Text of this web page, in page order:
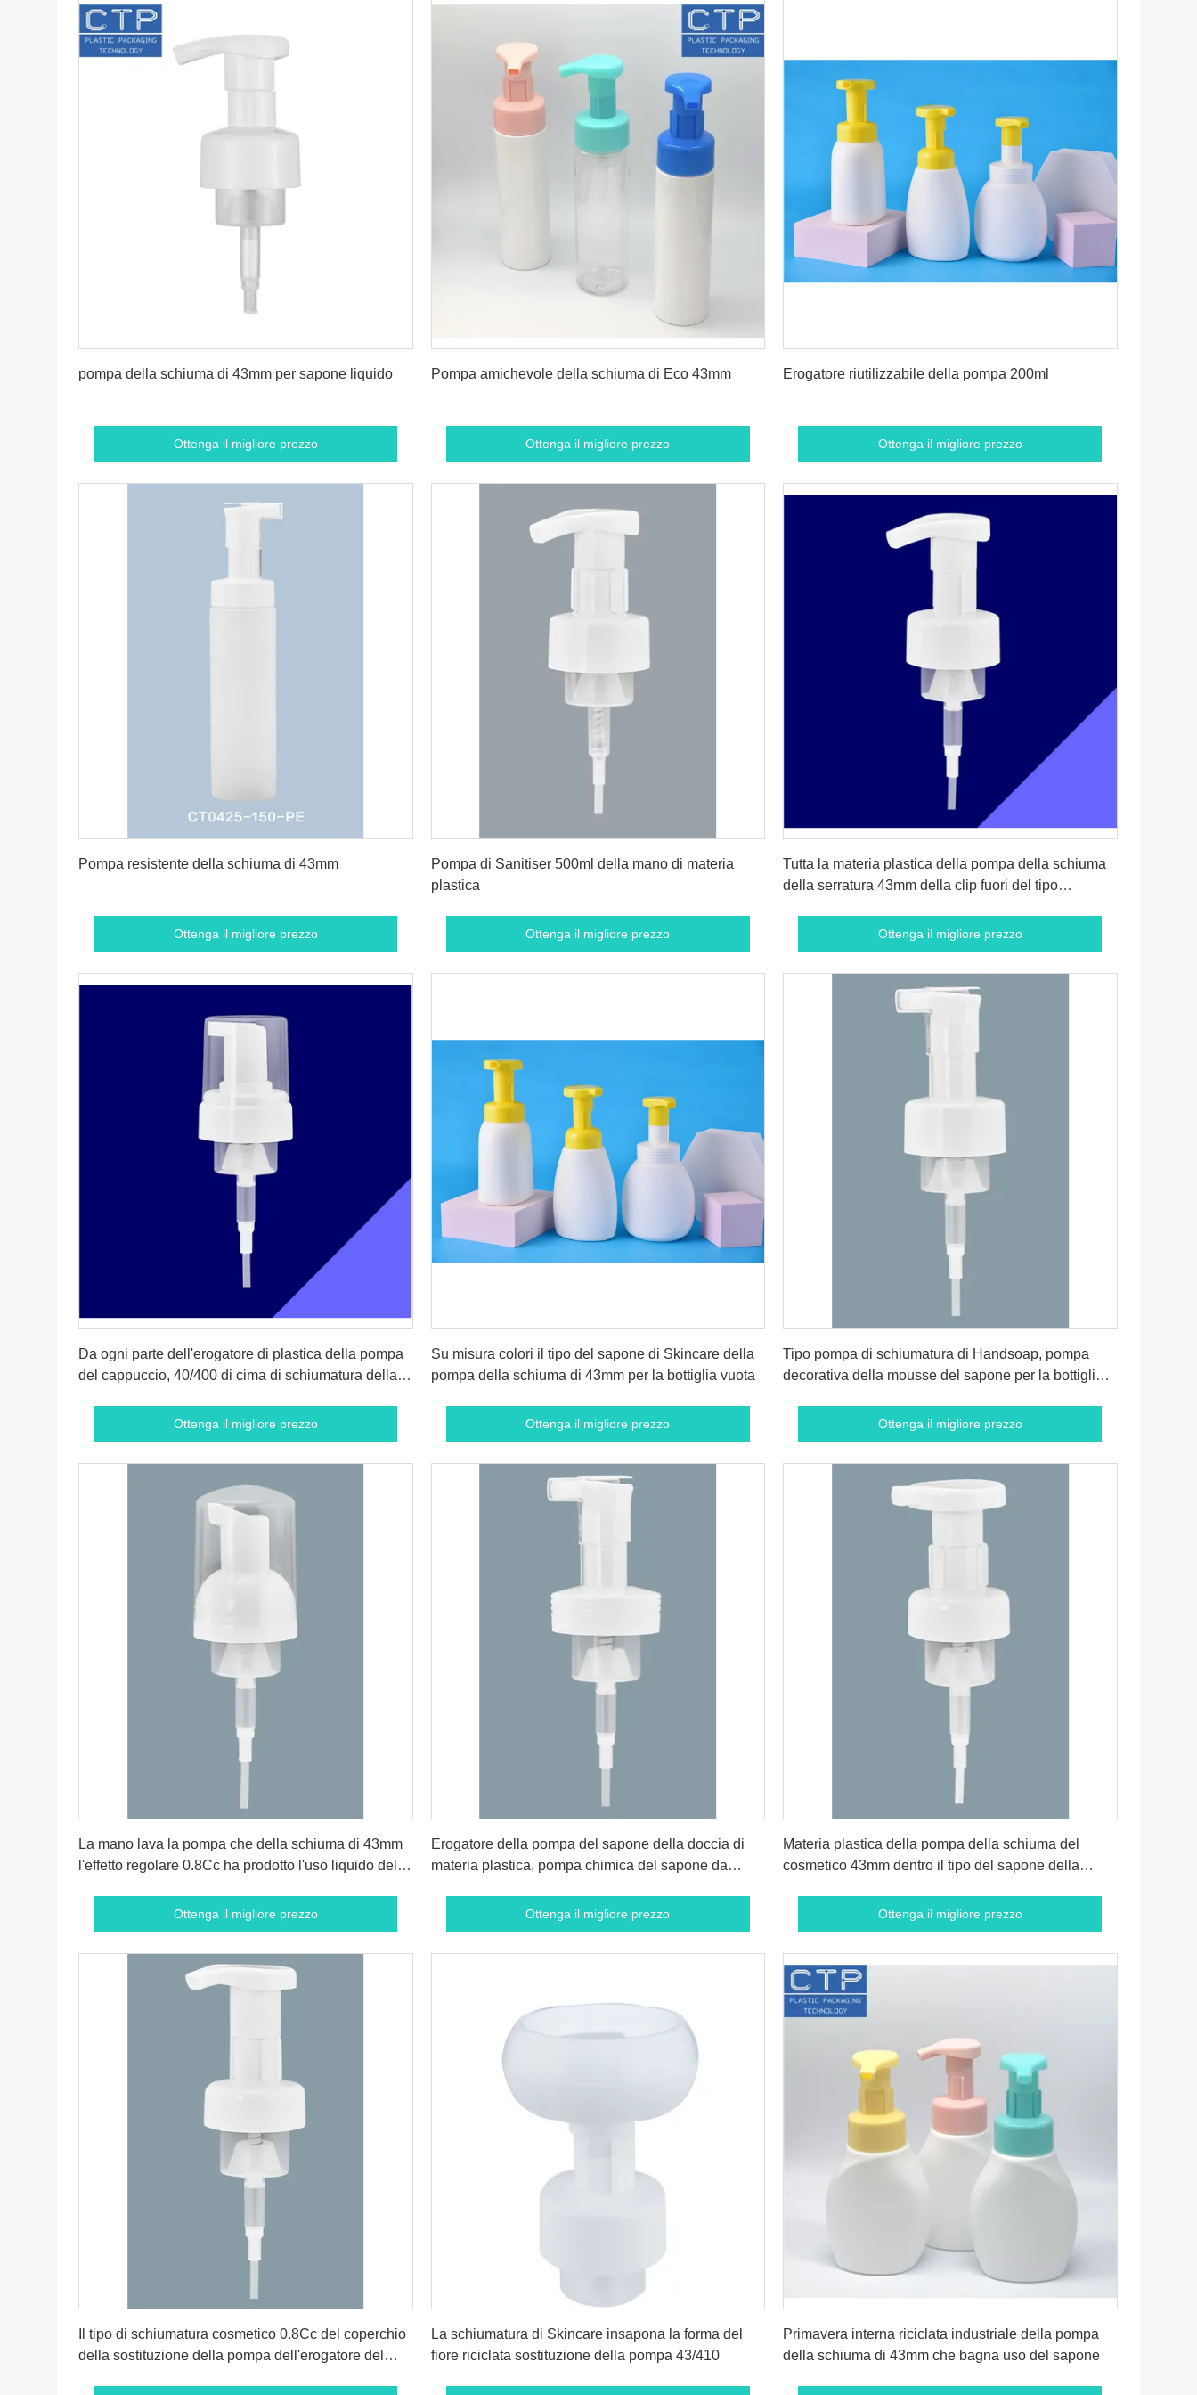
pompa della schiuma di 43mm per sapone liquido
Ottenga il migliore prezzo
Pompa amichevole della schiuma di Eco 43mm
Ottenga il migliore prezzo
Erogatore riutilizzabile della pompa 200ml
Ottenga il migliore prezzo
Pompa resistente della schiuma di 43mm
Ottenga il migliore prezzo
Pompa di Sanitiser 500ml della mano di materia
plastica
Ottenga il migliore prezzo
Tutta la materia plastica della pompa della schiuma
della serratura 43mm della clip fuori del tipo
Ottenga il migliore prezzo
Da ogni parte dell'erogatore di plastica della pompa
del cappuccio, 40/400 di cima di schiumatura della
Ottenga il migliore prezzo
Su misura colori il tipo del sapone di Skincare della
pompa della schiuma di 43mm per la bottiglia vuota
Ottenga il migliore prezzo
Tipo pompa di schiumatura di Handsoap, pompa
decorativa della mousse del sapone per la bottiglia
Ottenga il migliore prezzo
La mano lava la pompa che della schiuma di 43mm
l'effetto regolare 0.8Cc ha prodotto l'uso liquido della
Ottenga il migliore prezzo
Erogatore della pompa del sapone della doccia di
materia plastica, pompa chimica del sapone da
Ottenga il migliore prezzo
Materia plastica della pompa della schiuma del
cosmetico 43mm dentro il tipo del sapone della
Ottenga il migliore prezzo
Il tipo di schiumatura cosmetico 0.8Cc del coperchio
della sostituzione della pompa dell'erogatore del
La schiumatura di Skincare insapona la forma del
fiore riciclata sostituzione della pompa 43/410
Primavera interna riciclata industriale della pompa
della schiuma di 43mm che bagna uso del sapone